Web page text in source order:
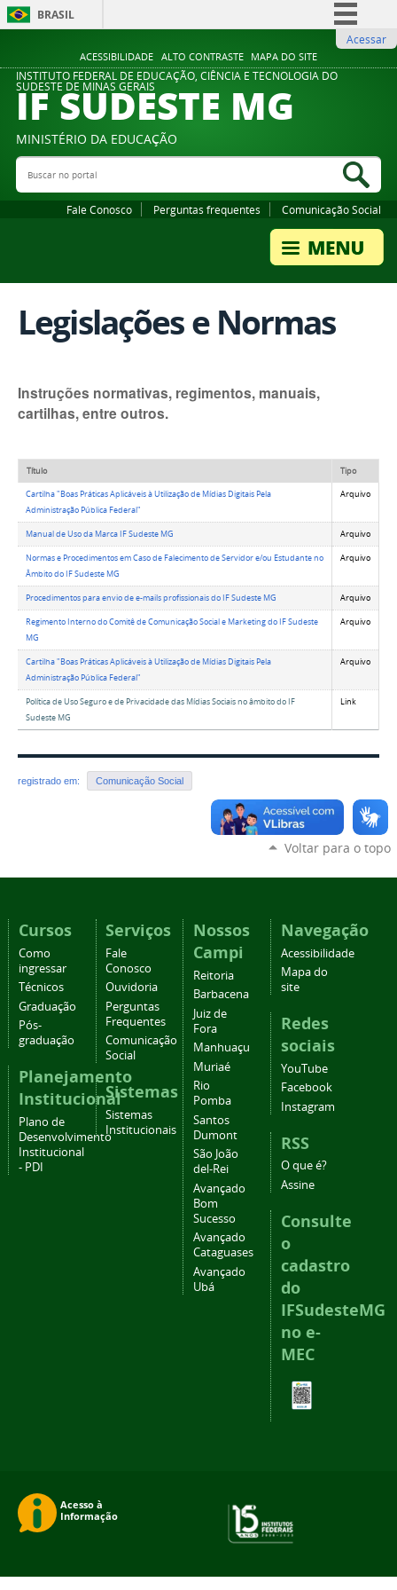
ACESSIBILIDADE ALTO CONTRASTE MAPA DO SITE
BRASIL
Comunica BR
Participe
Legislação
Acessar
INSTITUTO FEDERAL DE EDUCAÇÃO, CIÊNCIA E TECNOLOGIA DO
SUDESTE DE MINAS GERAIS
IF SUDESTE MG
MINISTÉRIO DA EDUCAÇÃO
Buscar no portal
Fale Conosco Perguntas frequentes Comunicação Social
Legislações e Normas
Instruções normativas, regimentos, manuais,
cartilhas, entre outros.
Título Tipo
Cartilha "Boas Práticas Aplicáveis à Utilização de Mídias Digitais Pela
Administração Pública Federal"
Arquivo
Manual de Uso da Marca IF Sudeste MG Arquivo
Normas e Procedimentos em Caso de Falecimento de Servidor e/ou Estudante no
Âmbito do IF Sudeste MG
Arquivo
Procedimentos para envio de e-mails profissionais do IF Sudeste MG Arquivo
Regimento Interno do Comitê de Comunicação Social e Marketing do IF Sudeste
MG
Arquivo
Cartilha "Boas Práticas Aplicáveis à Utilização de Mídias Digitais Pela
Administração Pública Federal"
Arquivo
Política de Uso Seguro e de Privacidade das Mídias Sociais no âmbito do IF
Sudeste MG
Link
registrado em: Comunicação Social
Voltar para o topo
Cursos
Como
ingressar
Técnicos
Graduação
Pós-
graduação
Planejamento
Institucional
Plano de
Desenvolvimento
Institucional
- PDI
Serviços
Fale
Conosco
Ouvidoria
Perguntas
Frequentes
Comunicação
Social
Sistemas
Sistemas
Institucionais
Nossos
Campi
Reitoria
Barbacena
Juiz de
Fora
Manhuaçu
Muriaé
Rio
Pomba
Santos
Dumont
São João
del-Rei
Avançado
Bom
Sucesso
Avançado
Cataguases
Avançado
Ubá
Navegação
Acessibilidade
Mapa do
site
Redes
sociais
YouTube
Facebook
Instagram
RSS
O que é?
Assine
Consulte
o
cadastro
do
IFSudesteMG
no e-
MEC